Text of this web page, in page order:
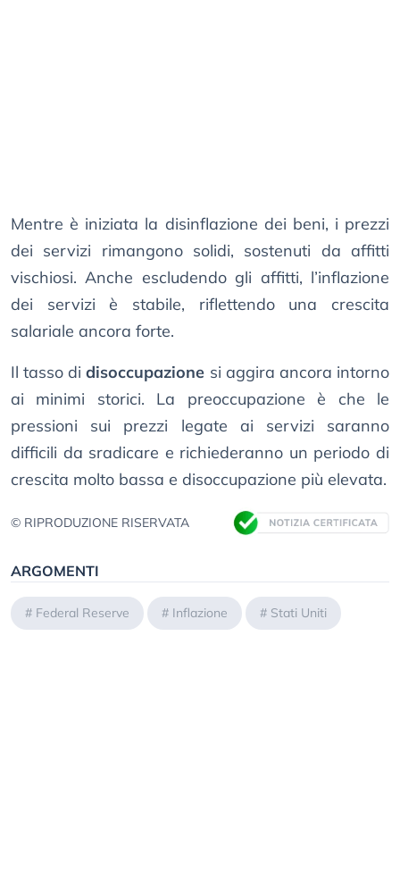
Mentre è iniziata la disinflazione dei beni, i prezzi
dei servizi rimangono solidi, sostenuti da affitti
vischiosi. Anche escludendo gli affitti, l’inflazione
dei servizi è stabile, riflettendo una crescita
salariale ancora forte.
Il tasso didisoccupazione si aggira ancora intorno
ai minimi storici. La preoccupazione è che le
pressioni sui prezzi legate ai servizi saranno
difficili da sradicare e richiederanno un periodo di
crescita molto bassa e disoccupazione più elevata.
© RIPRODUZIONE RISERVATA
ARGOMENTI
# Federal Reserve # Inflazione # Stati Uniti